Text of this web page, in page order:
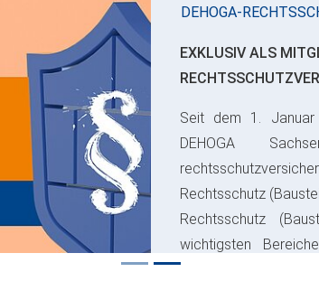
DEHOGA-
EXKLUSIV ALS
Seit dem 1.
DEHOGA
Rechtsschutz
Rechtsschutz
wichtigsten
Risikos ab und sparen